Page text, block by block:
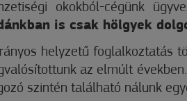
okokból-cégünk
is csak hölgyek
helyzetű foglalkoztatás
az elmúlt
szintén található nálunk